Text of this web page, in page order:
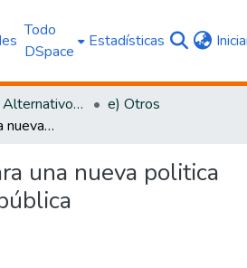
Todo
DSpace
Estadísticas
3. Mecanismos Alternativos al Proceso Judicial
e) Otros
Propuestas para una nueva politica de seguridad pública
una nueva politica